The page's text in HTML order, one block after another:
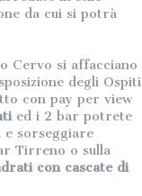
da cui si potrà
Cervo si affacciano
degli Ospiti
con pay per view
ed i 2 bar potrete
sorseggiare
Tirreno o sulla
con cascate di